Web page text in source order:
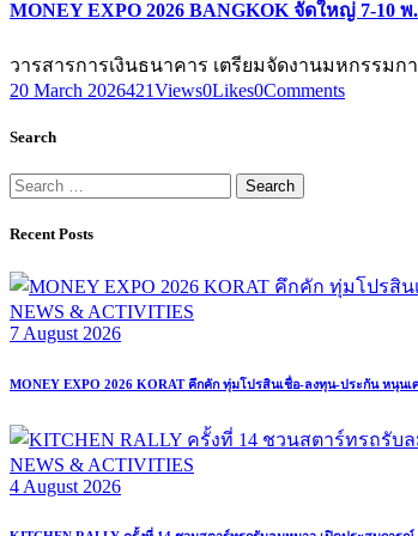
MONEY EXPO 2026 BANGKOK จัดใหญ่ 7-
วารสารการเงินธนาคาร เตรียมจัดงานมหกรรมก
20 March 2026421Views0Likes0Comments
Search
Search
for:
Recent Posts
NEWS & ACTIVITIES
7 August 2026
MONEY EXPO 2026 KORAT คึกคัก ทุ่มโปรสินเชื่อ-ลงทุน-ประกัน หนุนเ
NEWS & ACTIVITIES
4 August 2026